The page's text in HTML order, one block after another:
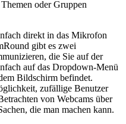
oder Gruppen
direkt in das Mikrofon
gibt es zwei
die Sie auf der
auf das Dropdown-Menü
Bildschirm befindet.
zufällige Benutzer
von Webcams über
die man machen kann.